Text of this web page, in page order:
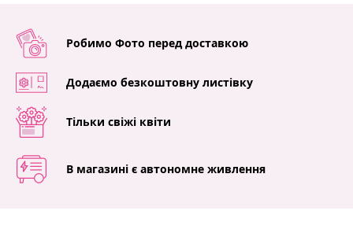
Робимо Фото перед доставкою
Додаємо безкоштовну листівку
Тільки свіжі квіти
В магазині є автономне живлення